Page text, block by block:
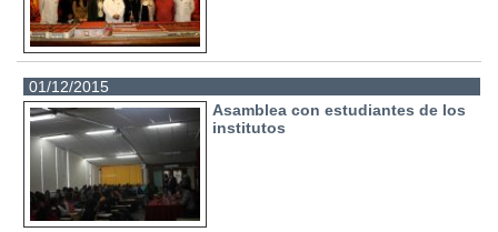
01/12/2015
Asamblea con estudiantes de los
institutos